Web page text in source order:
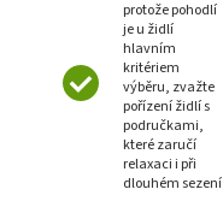
protože pohodlí
je u židlí
hlavním
kritériem
výběru, zvažte
pořízení židlí s
područkami,
které zaručí
relaxaci i při
dlouhém sezení